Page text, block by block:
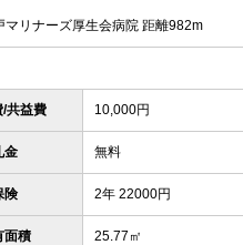
リナーズ厚生会病院 距離982m
共益費 10,000円
金 無料
険 2年 22000円
面積 25.77㎡